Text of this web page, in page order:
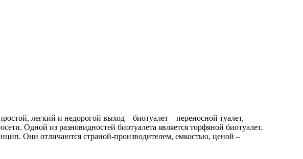
легкий и недорогой выход – биотуалет – переносной туалет,
Одной из разновидностей биотуалета является торфяной биотуалет.
Они отличаются страной-производителем, емкостью, ценой –